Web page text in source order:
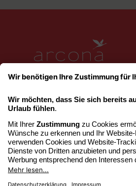
www.arcona.de